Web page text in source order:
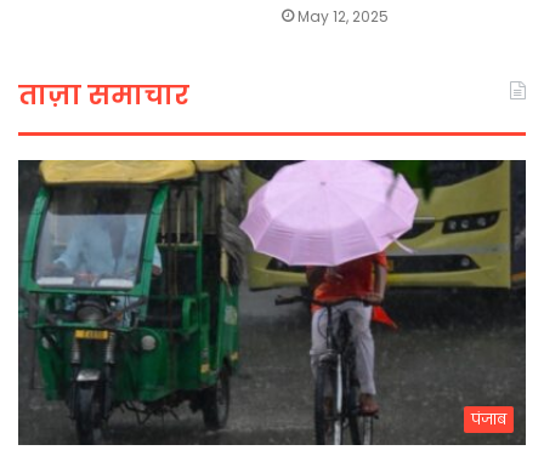
May 12, 2025
ताज़ा समाचार
पंजाब